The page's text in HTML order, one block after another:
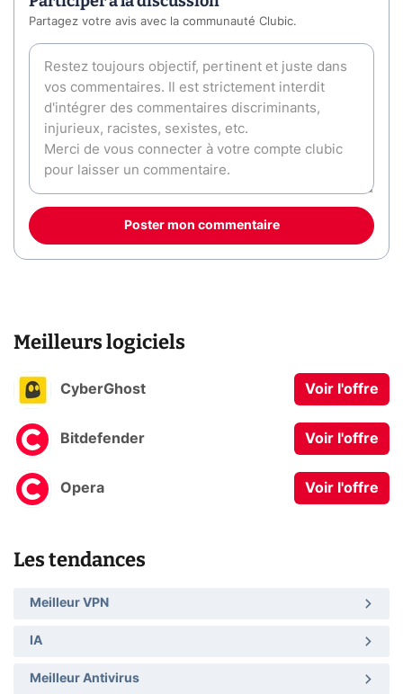
Partagez votre avis avec la communauté Clubic.
Poster mon commentaire
Meilleurs logiciels
CyberGhost Voir l'offre
Bitdefender Voir l'offre
Opera Voir l'offre
Les tendances
Meilleur VPN
IA
Meilleur Antivirus